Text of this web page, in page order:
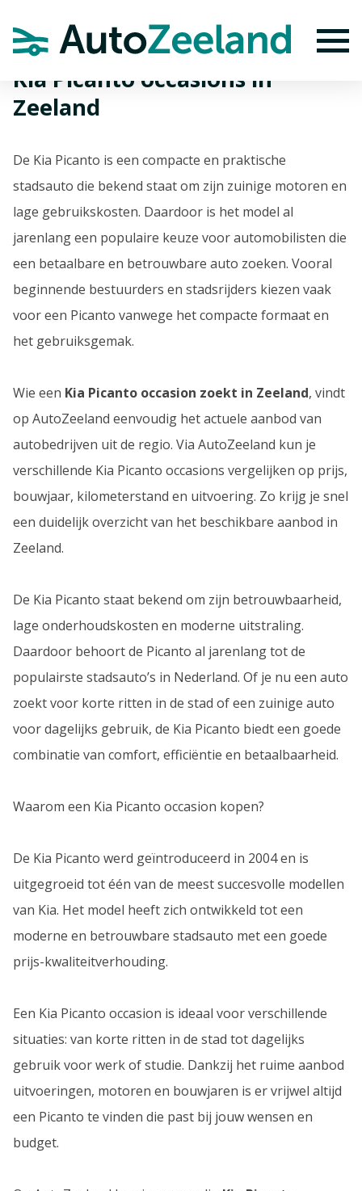
Kia Picanto occasions in
Zeeland
De Kia Picanto is een compacte en praktische
stadsauto die bekend staat om zijn zuinige motoren en
lage gebruikskosten. Daardoor is het model al
jarenlang een populaire keuze voor automobilisten die
een betaalbare en betrouwbare auto zoeken. Vooral
beginnende bestuurders en stadsrijders kiezen vaak
voor een Picanto vanwege het compacte formaat en
het gebruiksgemak.
Wie een Kia Picanto occasion zoekt in Zeeland, vindt
op AutoZeeland eenvoudig het actuele aanbod van
autobedrijven uit de regio. Via AutoZeeland kun je
verschillende Kia Picanto occasions vergelijken op prijs,
bouwjaar, kilometerstand en uitvoering. Zo krijg je snel
een duidelijk overzicht van het beschikbare aanbod in
Zeeland.
De Kia Picanto staat bekend om zijn betrouwbaarheid,
lage onderhoudskosten en moderne uitstraling.
Daardoor behoort de Picanto al jarenlang tot de
populairste stadsauto’s in Nederland. Of je nu een auto
zoekt voor korte ritten in de stad of een zuinige auto
voor dagelijks gebruik, de Kia Picanto biedt een goede
combinatie van comfort, efficiëntie en betaalbaarheid.
Waarom een Kia Picanto occasion kopen?
De Kia Picanto werd geïntroduceerd in 2004 en is
uitgegroeid tot één van de meest succesvolle modellen
van Kia. Het model heeft zich ontwikkeld tot een
moderne en betrouwbare stadsauto met een goede
prijs-kwaliteitverhouding.
Een Kia Picanto occasion is ideaal voor verschillende
situaties: van korte ritten in de stad tot dagelijks
gebruik voor werk of studie. Dankzij het ruime aanbod
uitvoeringen, motoren en bouwjaren is er vrijwel altijd
een Picanto te vinden die past bij jouw wensen en
budget.